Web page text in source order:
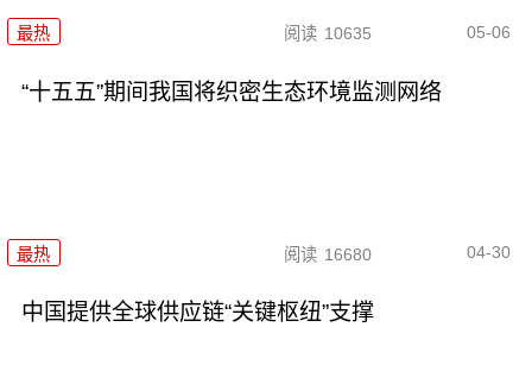
最热 阅读 10635 05-06
“十五五”期间我国将织密生态环境监测网络
最热 阅读 16680 04-30
中国提供全球供应链“关键枢纽”支撑